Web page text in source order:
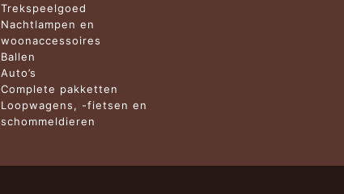
Trekspeelgoed
Nachtlampen en
woonaccessoires
Ballen
Auto’s
Complete pakketten
Loopwagens, -fietsen en
schommeldieren